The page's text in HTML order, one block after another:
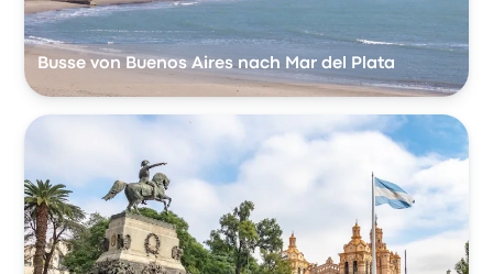
Busse von Buenos Aires nach Mar del Plata